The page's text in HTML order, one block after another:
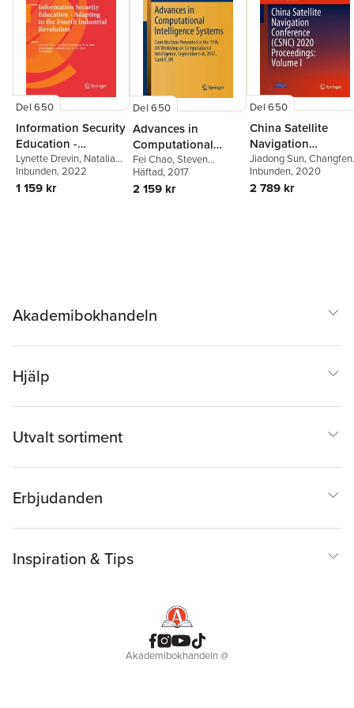
Del 650
Information Security
Education -
Adapting to the
Fourth Industrial
Revolution
Lynette Drevin, Natalia
Miloslavskaya,Wai Sze
Leung ,Suné von Solms
Inbunden, 2022
1 159 kr
Del 650
Advances in
Computational
Intelligence Systems
Fei Chao,Steven
Schockaert,Qingfu
Zhang
Häftad, 2017
2 159 kr
Del 650
China Satellite
Navigation
Conference (CSNC)
2020 Proceedings:
Volume I
Jiadong Sun,
Yang,Jun Xie
Inbunden, 2020
2 789 kr
Akademibokhandeln
Hjälp
Utvalt sortiment
Erbjudanden
Inspiration & Tips
Akademibokhandeln@